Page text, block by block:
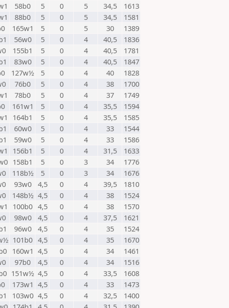
58b0 5 0 5 34,5
1613
88b0 5 0 5 34,5
1581
165w1 5 0 5 30
1389
56w0 5 0 4 40,5
1836
155b1 5 0 4 40,5
1781
83w0 5 0 4 40,5
1847
127w½ 5 0 4 40
1828
76b0 5 0 4 38
1700
78b0 5 0 4 37
1749
161w1 5 0 4 35,5
1594
164b1 5 0 4 35,5
1585
60w0 5 0 4 33
1544
59w0 5 0 4 33
1586
156b1 5 0 4 31,5
1633
158b1 5 0 3 34
1776
118b½ 5 0 3 34
1676
93w0 4,5 0 4 39,5
1810
148b½ 4,5 0 4 38
1524
100b0 4,5 0 4 38
1570
98w0 4,5 0 4 37,5
1621
96w0 4,5 0 4 35
1524
101b0 4,5 0 4 35
1670
160w1 4,5 0 4 34
1461
97b0 4,5 0 4 34
1516
151w½ 4,5 0 4 33,5
1608
173w1 4,5 0 4 33
1473
103w0 4,5 0 4 32,5
1400